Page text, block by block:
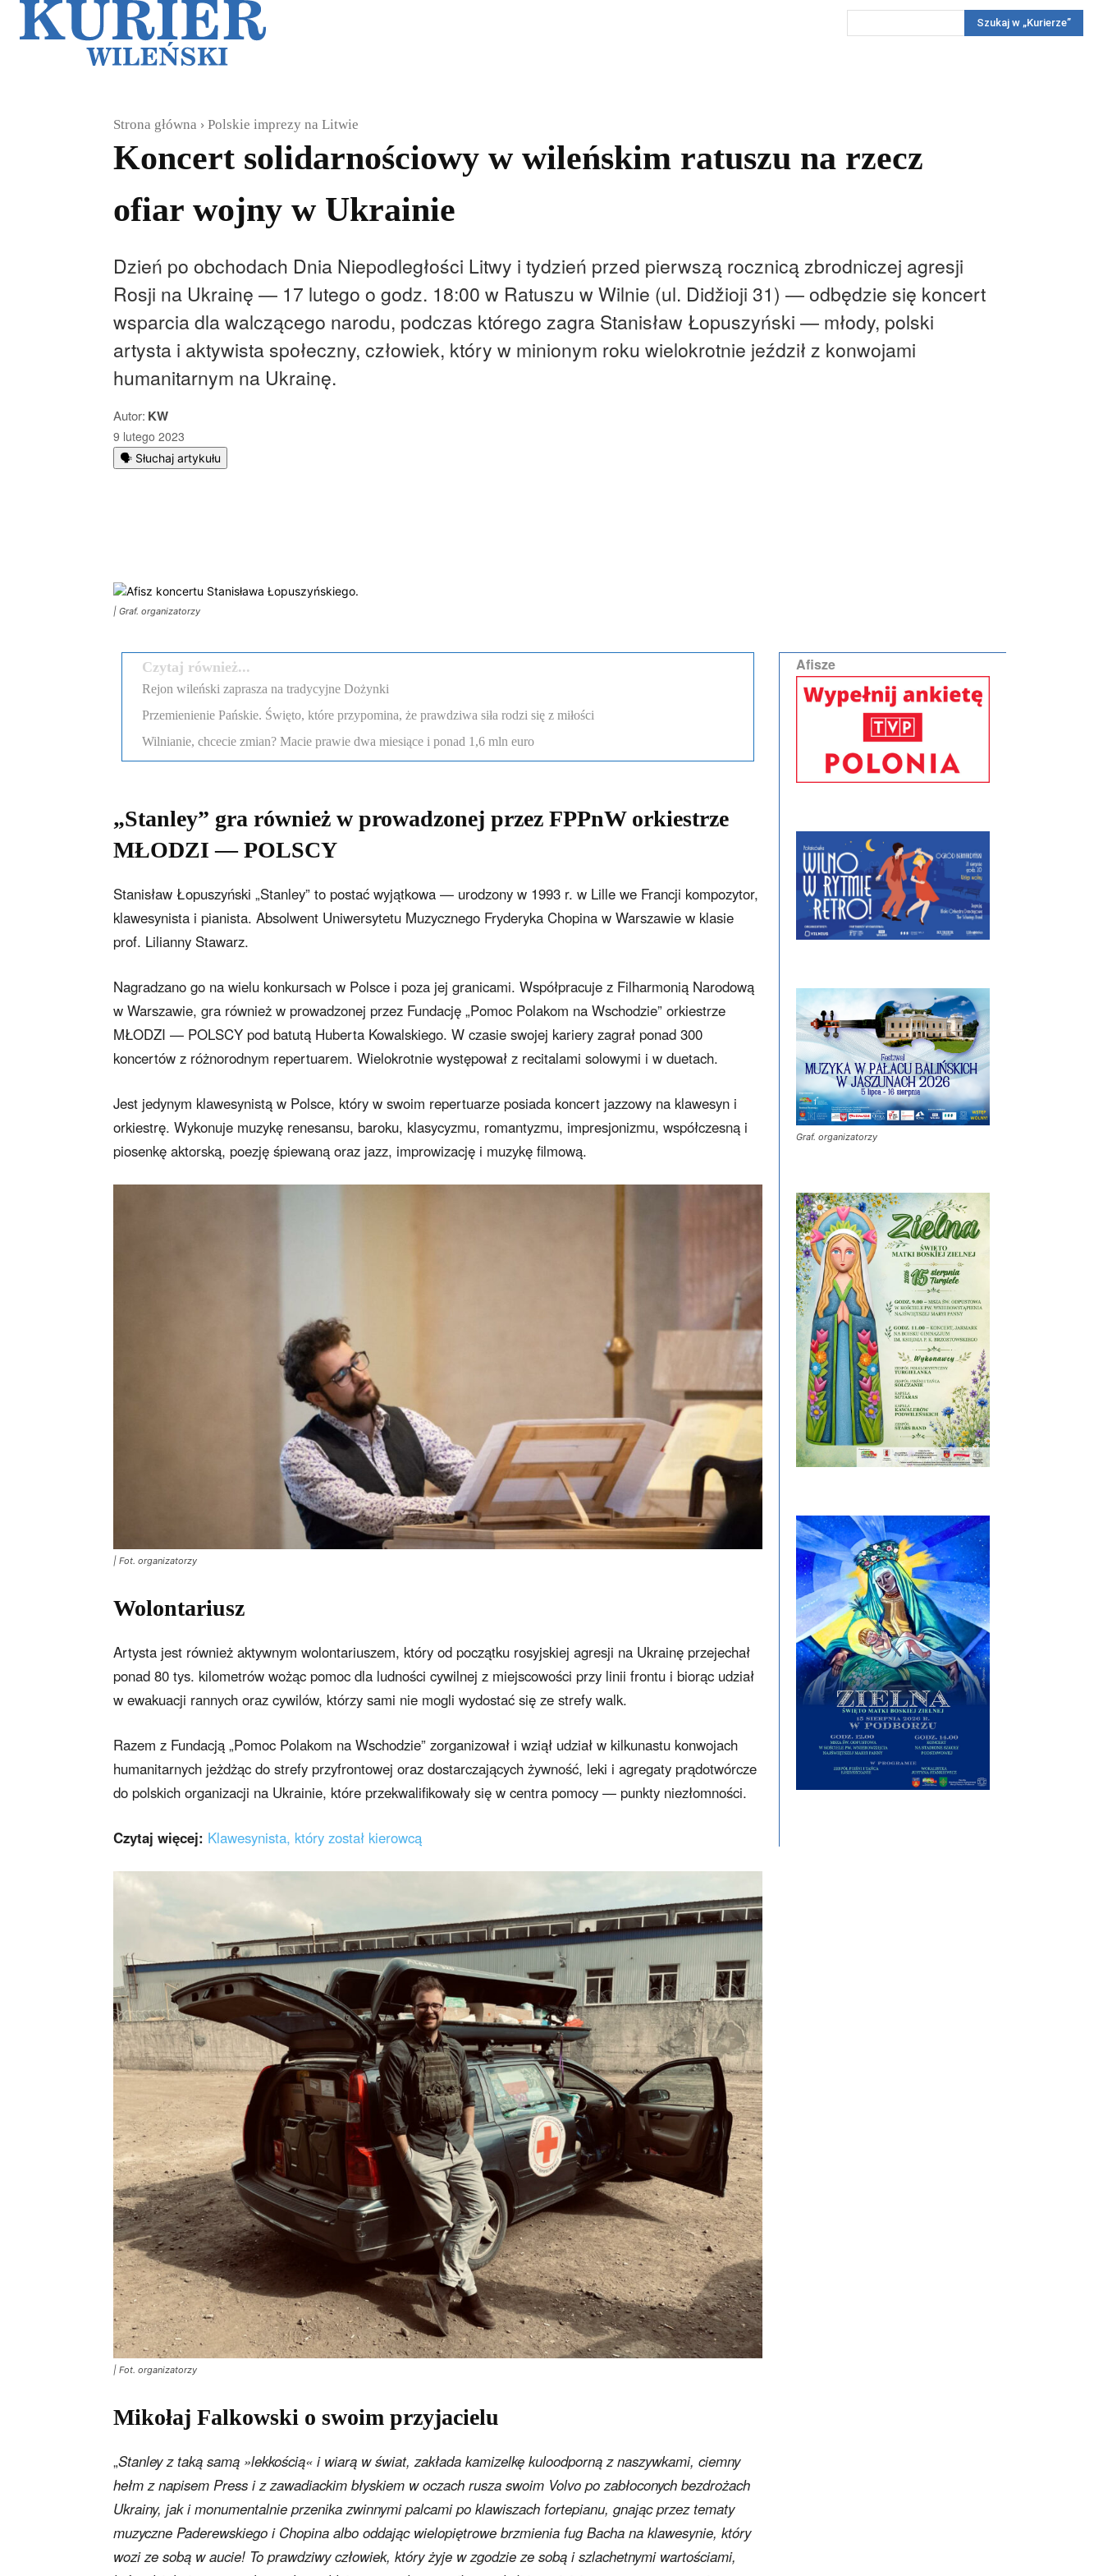
Reportaż KonkursyWięcej
Szukaj w „Kurierze”
Strona główna Polskie imprezy na Litwie
Koncert solidarnościowy w wileńskim ratuszu na rzecz
ofiar wojny w Ukrainie
Dzień po obchodach Dnia Niepodległości Litwy i tydzień przed pierwszą rocznicą zbrodniczej agresji
Rosji na Ukrainę — 17 lutego o godz. 18:00 w Ratuszu w Wilnie (ul. Didžioji 31) — odbędzie się koncert
wsparcia dla walczącego narodu, podczas którego zagra Stanisław Łopuszyński — młody, polski
artysta i aktywista społeczny, człowiek, który w minionym roku wielokrotnie jeździł z konwojami
humanitarnym na Ukrainę.
Autor: KW
9 lutego 2023
🗣️ Słuchaj artykułu
| Graf. organizatorzy
Czytaj również...
Rejon wileński zaprasza na tradycyjne Dożynki
Przemienienie Pańskie. Święto, które przypomina, że prawdziwa siła rodzi się z miłości
Wilnianie, chcecie zmian? Macie prawie dwa miesiące i ponad 1,6 mln euro
„Stanley” gra również w prowadzonej przez FPPnW orkiestrze
MŁODZI — POLSCY
Stanisław Łopuszyński „Stanley” to postać wyjątkowa — urodzony w 1993 r. w Lille we Francji kompozytor,
klawesynista i pianista. Absolwent Uniwersytetu Muzycznego Fryderyka Chopina w Warszawie w klasie
prof. Lilianny Stawarz.
Nagradzano go na wielu konkursach w Polsce i poza jej granicami. Współpracuje z Filharmonią Narodową
w Warszawie, gra również w prowadzonej przez Fundację „Pomoc Polakom na Wschodzie” orkiestrze
MŁODZI — POLSCY pod batutą Huberta Kowalskiego. W czasie swojej kariery zagrał ponad 300
koncertów z różnorodnym repertuarem. Wielokrotnie występował z recitalami solowymi i w duetach.
Jest jedynym klawesynistą w Polsce, który w swoim repertuarze posiada koncert jazzowy na klawesyn i
orkiestrę. Wykonuje muzykę renesansu, baroku, klasycyzmu, romantyzmu, impresjonizmu, współczesną i
piosenkę aktorską, poezję śpiewaną oraz jazz, improwizację i muzykę filmową.
| Fot. organizatorzy
Wolontariusz
Artysta jest również aktywnym wolontariuszem, który od początku rosyjskiej agresji na Ukrainę przejechał
ponad 80 tys. kilometrów wożąc pomoc dla ludności cywilnej z miejscowości przy linii frontu i biorąc udział
w ewakuacji rannych oraz cywilów, którzy sami nie mogli wydostać się ze strefy walk.
Razem z Fundacją „Pomoc Polakom na Wschodzie” zorganizował i wziął udział w kilkunastu konwojach
humanitarnych jeżdżąc do strefy przyfrontowej oraz dostarczających żywność, leki i agregaty prądotwórcze
do polskich organizacji na Ukrainie, które przekwalifikowały się w centra pomocy — punkty niezłomności.
Czytaj więcej: Klawesynista, który został kierowcą
| Fot. organizatorzy
Mikołaj Falkowski o swoim przyjacielu
„Stanley z taką samą »lekkością« i wiarą w świat, zakłada kamizelkę kuloodporną z naszywkami, ciemny
hełm z napisem Press i z zawadiackim błyskiem w oczach rusza swoim Volvo po zabłoconych bezdrożach
Ukrainy, jak i monumentalnie przenika zwinnymi palcami po klawiszach fortepianu, gnając przez tematy
muzyczne Paderewskiego i Chopina albo oddając wielopiętrowe brzmienia fug Bacha na klawesynie, który
wozi ze sobą w aucie! To prawdziwy człowiek, który żyje w zgodzie ze sobą i szlachetnymi wartościami,
Afisze
Graf. organizatorzy